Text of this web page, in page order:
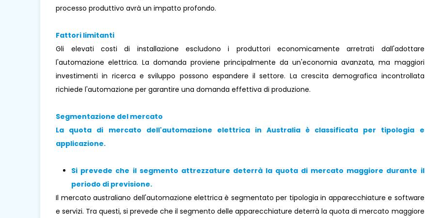
processo produttivo avrà un impatto profondo.
Fattori limitanti
Gli elevati costi di installazione escludono i produttori economicamente arretrati dall'adottare
l'automazione elettrica. La domanda proviene principalmente da un'economia avanzata, ma maggiori
investimenti in ricerca e sviluppo possono espandere il settore. La crescita demografica incontrollata
richiede l'automazione per garantire una domanda effettiva di produzione.
Segmentazione del mercato
La quota di mercato dell'automazione elettrica in Australia è classificata per tipologia e
applicazione.
Si prevede che il segmento attrezzature deterrà la quota di mercato maggiore durante il
periodo di previsione.
Il mercato australiano dell'automazione elettrica è segmentato per tipologia in apparecchiature e software
e servizi. Tra questi, si prevede che il segmento delle apparecchiature deterrà la quota di mercato maggiore